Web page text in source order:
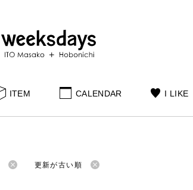
ITEM CALENDAR I LIKE
更新が古い順